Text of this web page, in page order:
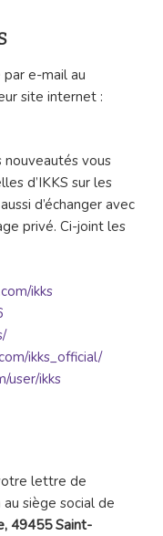
e-mail au
site internet :
nouveautés vous
d’IKKS sur les
d’échanger avec
privé. Ci-joint les
ikks
ikks_official/
user/ikks
lettre de
siège social de
49455 Saint-